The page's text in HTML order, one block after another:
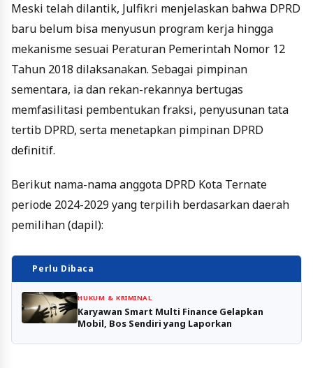
Meski telah dilantik, Julfikri menjelaskan bahwa DPRD
baru belum bisa menyusun program kerja hingga
mekanisme sesuai Peraturan Pemerintah Nomor 12
Tahun 2018 dilaksanakan. Sebagai pimpinan
sementara, ia dan rekan-rekannya bertugas
memfasilitasi pembentukan fraksi, penyusunan tata
tertib DPRD, serta menetapkan pimpinan DPRD
definitif.
Berikut nama-nama anggota DPRD Kota Ternate
periode 2024-2029 yang terpilih berdasarkan daerah
pemilihan (dapil):
Perlu Dibaca
HUKUM & KRIMINAL
Karyawan Smart Multi Finance Gelapkan
Mobil, Bos Sendiri yang Laporkan